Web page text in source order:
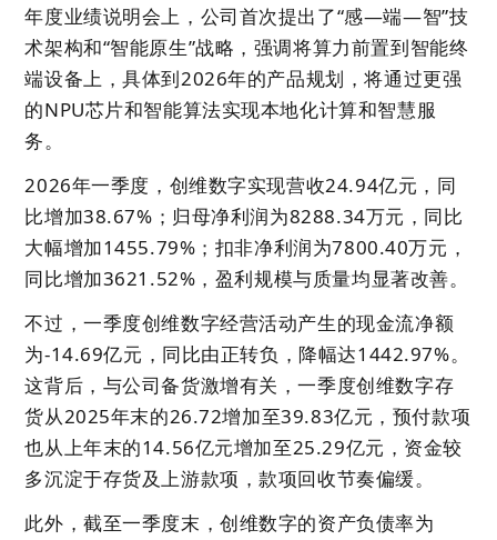
年度业绩说明会上，公司首次提出了“感—端—智”技
术架构和“智能原生”战略，强调将算力前置到智能终
端设备上，具体到2026年的产品规划，将通过更强
的NPU芯片和智能算法实现本地化计算和智慧服
务。
2026年一季度，创维数字实现营收24.94亿元，同
比增加38.67%；归母净利润为8288.34万元，同比
大幅增加1455.79%；扣非净利润为7800.40万元，
同比增加3621.52%，盈利规模与质量均显著改善。
不过，一季度创维数字经营活动产生的现金流净额
为-14.69亿元，同比由正转负，降幅达1442.97%。
这背后，与公司备货激增有关，一季度创维数字存
货从2025年末的26.72增加至39.83亿元，预付款项
也从上年末的14.56亿元增加至25.29亿元，资金较
多沉淀于存货及上游款项，款项回收节奏偏缓。
此外，截至一季度末，创维数字的资产负债率为